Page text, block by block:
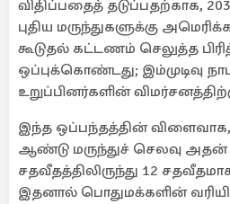
விதிப்பதைத் தடுப்பதற்காக,
புதிய மருந்துகளுக்கு
கூடுதல் கட்டணம் செலுத்த
ஒப்புக்கொண்டது; இம்முடிவு
உறுப்பினர்களின்
இந்த ஒப்பந்தத்தின் விளைவாக,
ஆண்டு மருந்துச் செலவு அதன்
சதவீதத்திலிருந்து 12
இதனால் பொதுமக்களின்